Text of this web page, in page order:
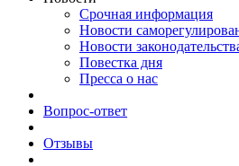
Срочная информация
Новости
Новости
Повестка дня
Пресса о нас
Вопрос-ответ
Отзывы